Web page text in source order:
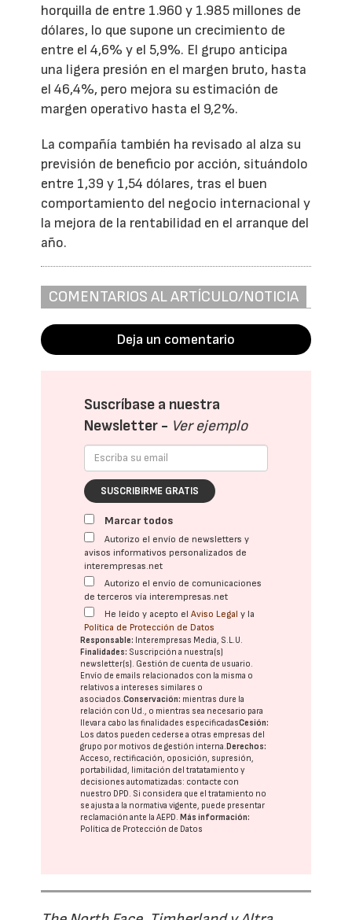
horquilla de entre 1.960 y 1.985 millones de
dólares, lo que supone un crecimiento de
entre el 4,6% y el 5,9%. El grupo anticipa
una ligera presión en el margen bruto, hasta
el 46,4%, pero mejora su estimación de
margen operativo hasta el 9,2%.
La compañía también ha revisado al alza su
previsión de beneficio por acción, situándolo
entre 1,39 y 1,54 dólares, tras el buen
comportamiento del negocio internacional y
la mejora de la rentabilidad en el arranque del
año.
COMENTARIOS AL ARTÍCULO/NOTICIA
Deja un comentario
Suscríbase a nuestra
Newsletter - Ver ejemplo
SUSCRIBIRME GRATIS
Marcar todos
Autorizo el envío de newsletters y
avisos informativos personalizados de
interempresas.net
Autorizo el envío de comunicaciones
de terceros vía interempresas.net
He leído y acepto elAviso Legal y la
Política de Protección de Datos
Responsable: Interempresas Media, S.L.U.
Finalidades: Suscripción a nuestra(s)
newsletter(s). Gestión de cuenta de usuario.
Envío de emails relacionados con la misma o
relativos a intereses similares o
asociados.Conservación: mientras dure la
relación con Ud., o mientras sea necesario para
llevar a cabo las finalidades especificadasCesión:
Los datos pueden cederse a otras empresas del
grupo por motivos de gestión interna.Derechos:
Acceso, rectificación, oposición, supresión,
portabilidad, limitación del tratatamiento y
decisiones automatizadas: contacte con
nuestro DPD. Si considera que el tratamiento no
se ajusta a la normativa vigente, puede presentar
reclamación ante laAEPD.Más información:
Política de Protección de Datos